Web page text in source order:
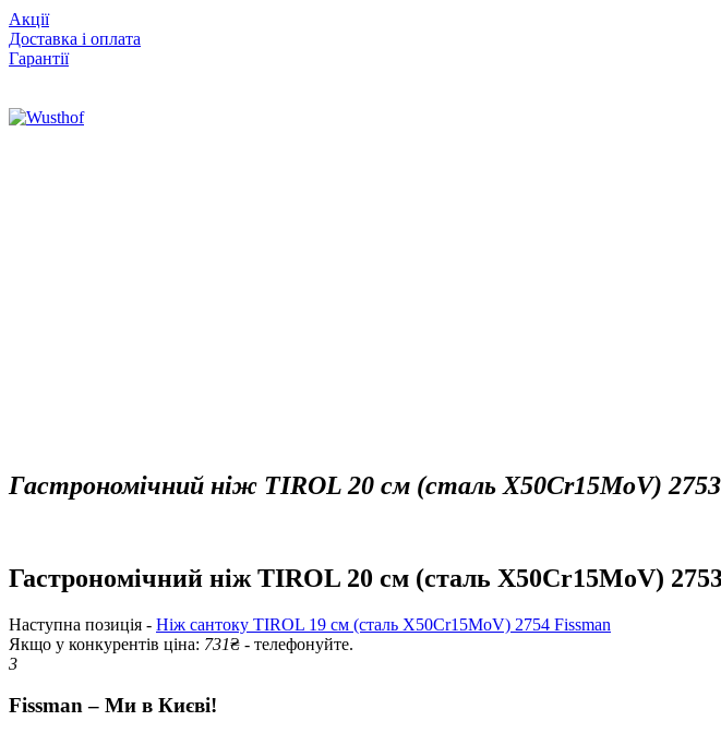
Акції
Доставка і оплата
Гарантії
Гастрономічний ніж TIROL 20 см (сталь X50Cr15MoV)
Гастрономічний ніж TIROL 20 см (сталь X50Cr15MoV)
Наступна позиція - Ніж сантоку TIROL 19 см (сталь X50Cr15MoV) 2754 Fissman
Якщо у конкурентів ціна: 731₴ - телефонуйте.
3
Fissman – Ми в Києві!